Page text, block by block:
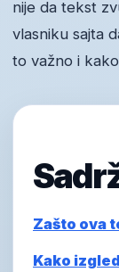
nije da tekst
vlasniku sajta
to važno i
Zašto ova
Kako